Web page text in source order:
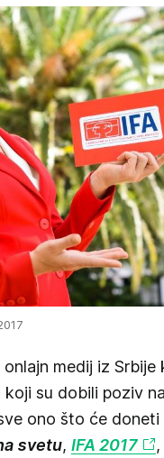
medij iz Srbije
koji su dobili poziv na
ono što će doneti
svetu, IFA 2017